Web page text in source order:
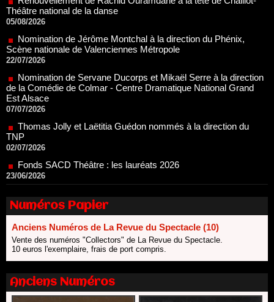
Scène nationale de Valenciennes Métropole
22/07/2026
Nomination de Servane Ducorps et Mikaël Serre à la direction
de la Comédie de Colmar - Centre Dramatique National Grand
Est Alsace
Thomas Jolly et Laëtitia Guédon nommés à la direction du
TNP
02/07/2026
Fonds SACD Théâtre : les lauréats 2026
23/06/2026
Dispositif ARTCENA Écrire pour le cirque, les lauréats 2026 !
20/06/2026
Le palmarès des prix SACD 2026
Les 10 lauréats du Fonds Grandes Formes Théâtre 2026
13/06/2026
Nomination de Nathalie Garraud et Olivier Saccomano à la
Dispositif SACD Auteurs d'espaces : les lauréats 2026
18/03/2026
Numéros Papier
Anciens Numéros de La Revue du Spectacle (10)
Vente des numéros "Collectors" de La Revue du Spectacle.
10 euros l'exemplaire, frais de port compris.
Anciens Numéros